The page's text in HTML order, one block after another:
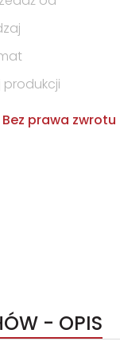
produkcji
Bez prawa zwrotu
- OPIS